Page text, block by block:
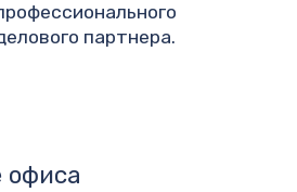
партнера.
офиса